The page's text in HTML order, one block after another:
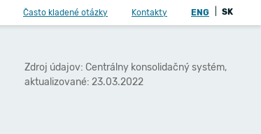
Často kladené otázky Kontakty ENG SK
Zdroj údajov: Centrálny konsolidačný systém,
aktualizované: 23.03.2022